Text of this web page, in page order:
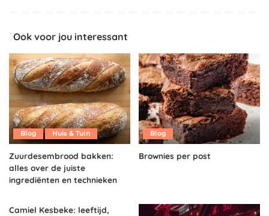
Ook voor jou interessant
Blog Huis & Tuin
Zuurdesembrood bakken:
alles over de juiste
ingrediënten en technieken
Blog
Brownies per post
Camiel Kesbeke: leeftijd,